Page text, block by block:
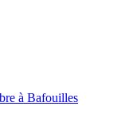
à Bafouilles